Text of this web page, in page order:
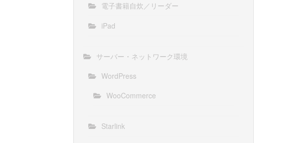
電子書籍自炊／リーダー
iPad
サーバー・ネットワーク環境
WordPress
WooCommerce
Starlink